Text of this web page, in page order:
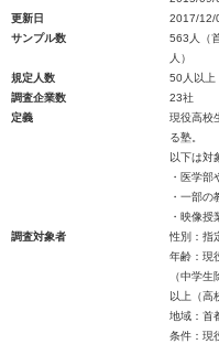
更新日
2017/12/
サンプル数
563人（
人）
規定人数
50人以上
調査企業数
23社
定義
現役高校
る塾。
以下は対
・医学
・一部の
・映像授
調査対象者
性別：指
年齢：現
（中学
以上（高
地域：首
条件：現